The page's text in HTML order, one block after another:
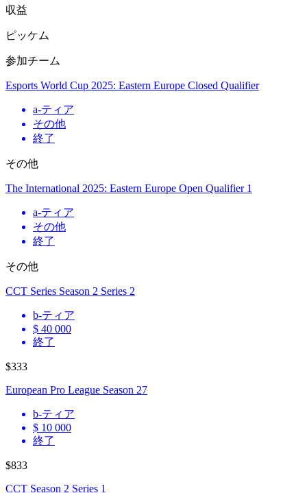
収益
ピッケム
参加チーム
Esports World Cup 2025: Eastern Europe Closed Qualifier
a-ティア
その他
終了
その他
The International 2025: Eastern Europe Open Qualifier 1
a-ティア
その他
終了
その他
CCT Series Season 2 Series 2
b-ティア
$ 40 000
終了
$333
European Pro League Season 27
b-ティア
$ 10 000
終了
$833
CCT Season 2 Series 1